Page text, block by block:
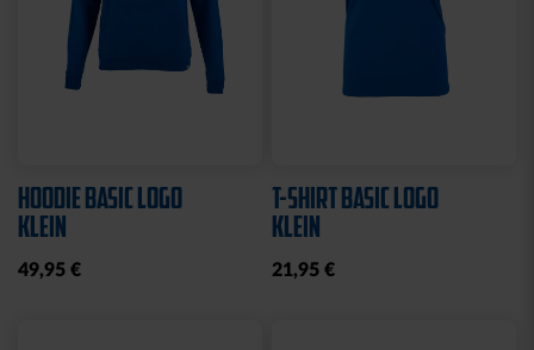
HOODIE BASIC LOGO
KLEIN
49,95 €
T-SHIRT BASIC LOGO
KLEIN
21,95 €